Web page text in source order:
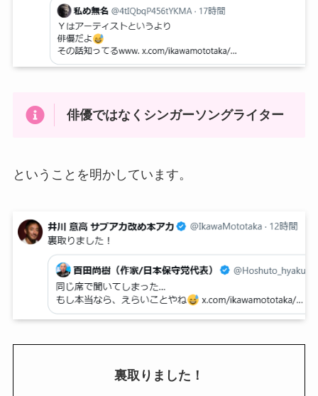
俳優ではなくシンガーソングライター
ということを明かしています。
裏取りました！